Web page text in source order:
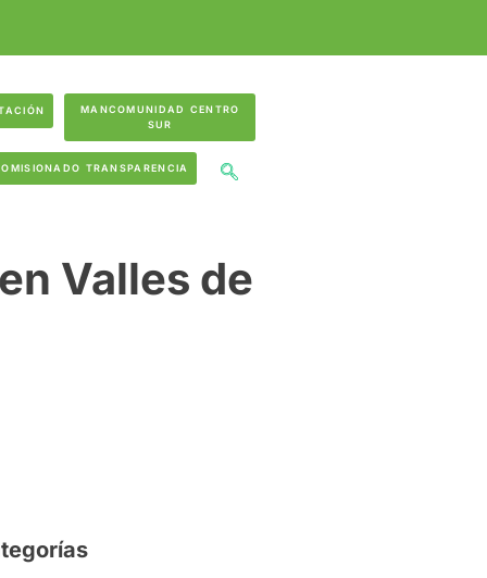
MANCOMUNIDAD CENTRO
SUR
TRANSPARENCIA
Valles de